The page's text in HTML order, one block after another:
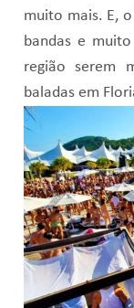
muito mais. E,
bandas e
região serem
baladas em